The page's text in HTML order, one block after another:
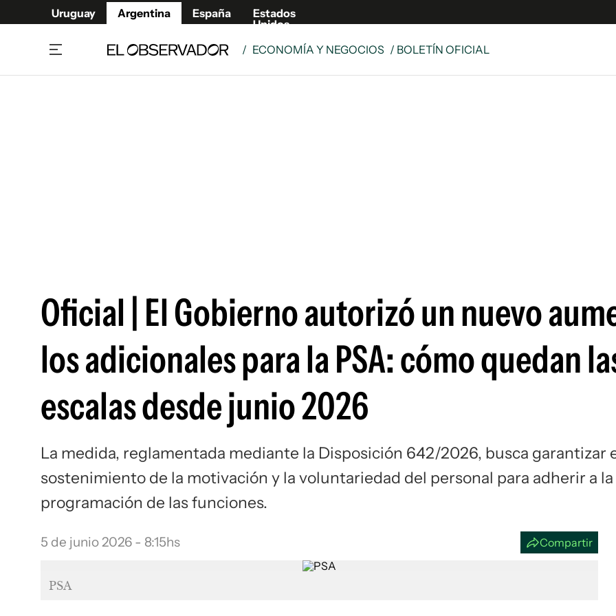
Uruguay Argentina España
Estados
Unidos
/ ECONOMÍA Y NEGOCIOS / BOLETÍN OFICIAL
Oficial | El Gobierno autorizó un nuevo
los adicionales para la PSA: cómo quedan
escalas desde junio 2026
La medida, reglamentada mediante la Disposición 642/2026, busca garantizar
sostenimiento de la motivación y la voluntariedad del personal para adherir a la
programación de las funciones.
5 de junio 2026 - 8:15hs Compartir
PSA